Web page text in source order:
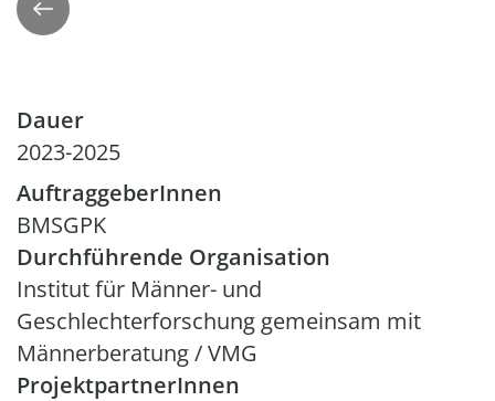
Zurück
Dauer
2023-2025
AuftraggeberInnen
BMSGPK
Durchführende Organisation
Institut für Männer- und
Geschlechterforschung gemeinsam mit
Männerberatung / VMG
ProjektpartnerInnen